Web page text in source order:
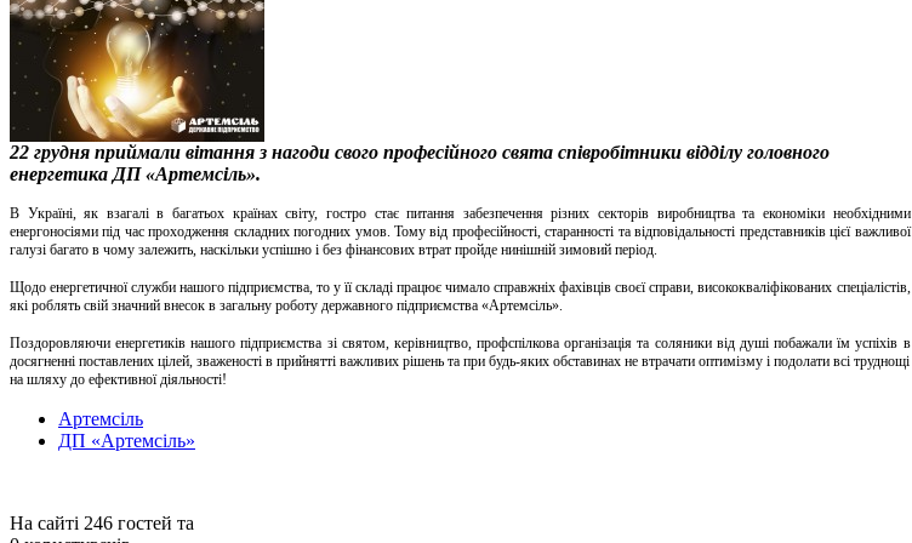
22 грудня приймали вітання з нагоди свого професійного свята співробітники відділу головного
енергетика ДП «Артемсіль».
В Україні, як взагалі в багатьох країнах світу, гостро стає питання забезпечення різних секторів виробництва та економіки необхідними
енергоносіями під час проходження складних погодних умов. Тому від професійності, старанності та відповідальності представників цієї важливої
галузі багато в чому залежить, наскільки успішно і без фінансових втрат пройде нинішній зимовий період.
Щодо енергетичної служби нашого підприємства, то у її складі працює чимало справжніх фахівців своєї справи, висококваліфікованих спеціалістів,
які роблять свій значний внесок в загальну роботу державного підприємства «Артемсіль».
Поздоровляючи енергетиків нашого підприємства зі святом, керівництво, профспілкова організація та соляники від душі побажали їм успіхів в
досягненні поставлених цілей, зваженості в прийнятті важливих рішень та при будь-яких обставинах не втрачати оптимізму і подолати всі труднощі
на шляху до ефективної діяльності!
Артемсіль
ДП «Артемсіль»
На сайті 246 гостей та